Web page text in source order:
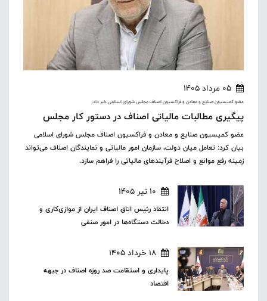
05 مرداد 1405
عضو کمیسیون صنایع و معادن و فراکسیون اصناف مجلس شورای اسلامی خبر داد:
پیگیری مطالبات مالیاتی اصناف در دستور کار مجلس
عضو کمیسیون صنایع و معادن و فراکسیون اصناف مجلس شورای اسلامی
بیان کرد: تعامل میان دولت، سازمان امور مالیاتی و نمایندگان اصناف می‌تواند
زمینه رفع موانع و اصلاح فرآیندهای مالیاتی را فراهم سازد.
10 تیر 1405
انتقاد رئیس اتاق اصناف ایران از موازی‌کاری و
دخالت دستگاه‌ها در امور صنفی
18 خرداد 1405
پایداری و استقامت صد روزه اصناف در جبهه
اقتصاد